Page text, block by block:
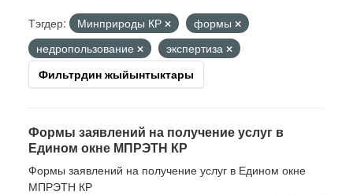
Тэгдер:
Минприроды КР
формы
недропользование
экспертиза
Фильтрдин жыйынтыктары
Формы заявлений на получение услуг в
Едином окне МПРЭТН КР
Формы заявлений на получение услуг в Едином окне
МПРЭТН КР